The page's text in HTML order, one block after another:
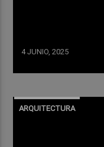
4 JUNIO, 2025
ARQUITECTURA